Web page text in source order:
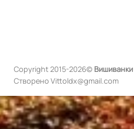
Copyright 2015-2026© Вишиванки
Створено Vittoldx@gmail.com